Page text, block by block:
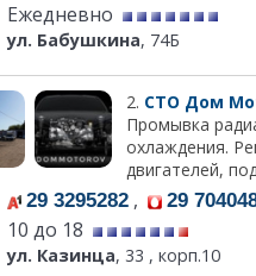
Ежедневно
ул. Бабушкина, 74Б
2. СТО Дом
Промывка
охлаждения.
двигателей,
29 3295282 , 29
10 до 18
ул. Казинца, 33 , корп.10